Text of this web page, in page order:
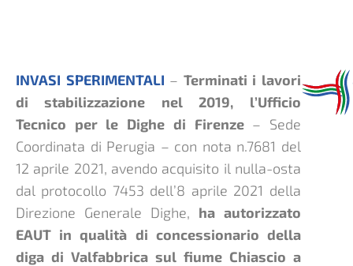
INVASI SPERIMENTALI – Terminati i lavori
di stabilizzazione nel 2019, l’Ufficio
Tecnico per le Dighe di Firenze– Sede
Coordinata di Perugia – con nota n.7681 del
12 aprile 2021, avendo acquisito il nulla-osta
dal protocollo 7453 dell’8 aprile 2021 della
Direzione Generale Dighe, ha autorizzato
EAUT in qualità di concessionario della
diga di Valfabbrica sul fiume Chiascio a